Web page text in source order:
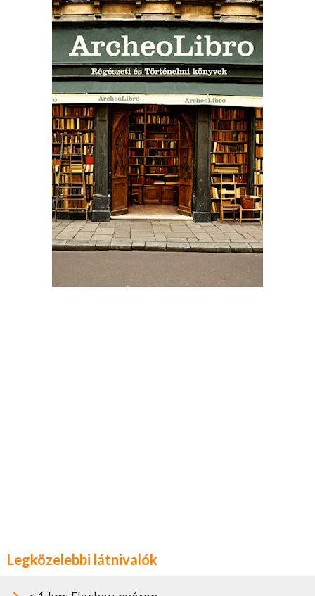
Legközelebbi látnivalók